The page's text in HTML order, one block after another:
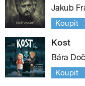
Jakub
Koupit
Kost
Bára
Koupit